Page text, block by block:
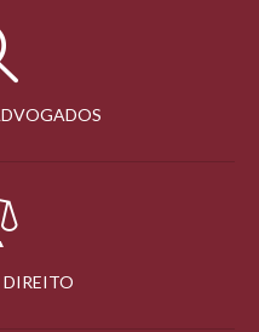
DIREITO